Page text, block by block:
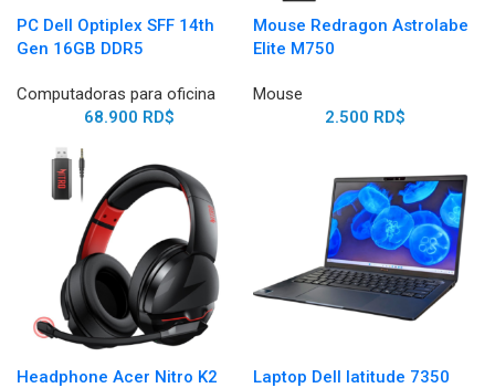
PC Dell Optiplex SFF 14th
Gen 16GB DDR5
Computadoras para oficina
68.900 RD$
Mouse Redragon Astrolabe
Elite M750
Mouse
2.500 RD$
Headphone Acer Nitro K2
Laptop Dell latitude 7350